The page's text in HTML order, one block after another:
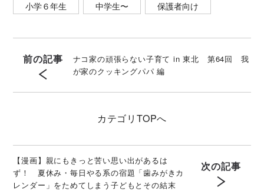
小学６年生
中学生〜 保護者向け
前の記事
ナコ家の頑張らない子育て in 東北 第64回 我
が家のクッキングパパ 編
カテゴリ TOPへ
【漫画】親にもきっと苦い思い出があるは
ず！ 夏休み・毎日やる系の宿題「歯みがきカ
レンダー」をためてしまう子どもとその結末
次の記事